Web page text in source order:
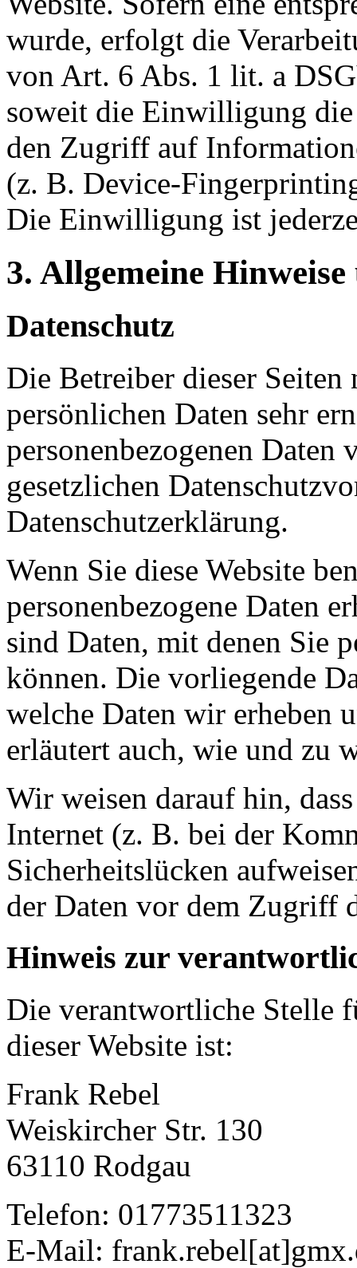
wurde, erfolgt die
von Art. 6 Abs. 1 lit. a
soweit die Einwilligung
den Zugriff auf
(z. B. Device-
Die Einwilligung ist
3. Allgemeine
Datenschutz
Die Betreiber dieser Seiten
persönlichen Daten sehr
personenbezogenen Daten
gesetzlichen
Datenschutzerklärung.
Wenn Sie diese Website
personenbezogene Daten
sind Daten, mit denen Sie
können. Die vorliegende
welche Daten wir erheben
erläutert auch, wie und zu
Wir weisen darauf hin,
Internet (z. B. bei der
Sicherheitslücken
der Daten vor dem Zugriff
Hinweis zur
Die verantwortliche Stelle
dieser Website ist:
Frank Rebel
Weiskircher Str. 130
63110 Rodgau
Telefon: 01773511323
E-Mail: